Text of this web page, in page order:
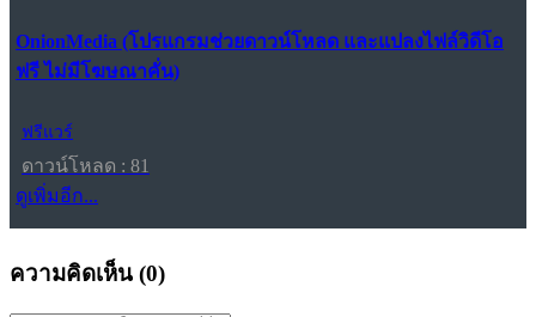
OnionMedia (โปรแกรมช่วยดาวน์โหลด และแปลงไฟล์วิดีโอ
ฟรี ไม่มีโฆษณาคั่น)
ฟรีแวร์
ดาวน์โหลด : 81
ดูเพิ่มอีก...
ความคิดเห็น (0)